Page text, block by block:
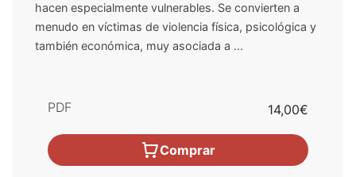
hacen especialmente vulnerables. Se convierten a
menudo en víctimas de violencia física, psicológica y
también económica, muy asociada a ...
PDF 14,00€
Comprar